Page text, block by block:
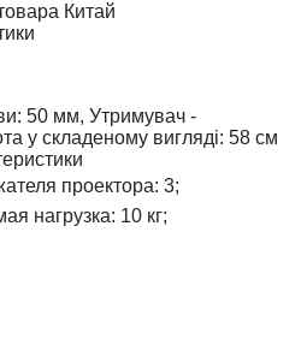
Китай
50 мм, Утримувач -
у складеному вигляді: 58 см
проектора: 3;
нагрузка: 10 кг;